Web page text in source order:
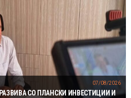
СО ПЛАНСКИ ИНВЕСТИЦИИ И
07/08/2026